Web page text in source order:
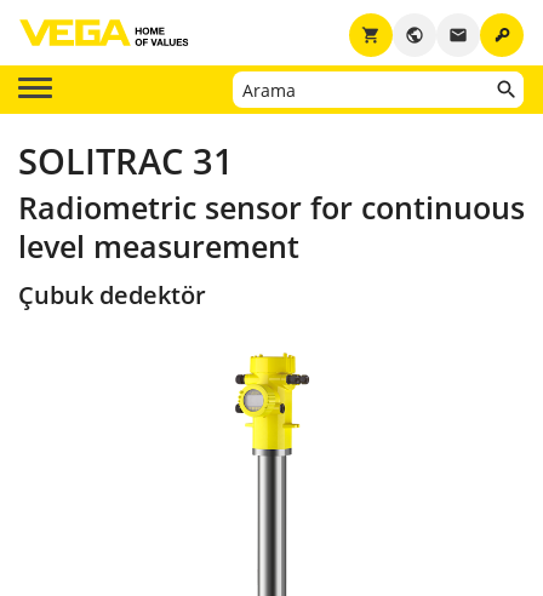
key
email
public
shopping_cart
SOLITRAC 31
Radiometric sensor for continuous
level measurement
Çubuk dedektör